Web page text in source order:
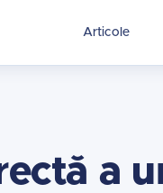
Articole
a